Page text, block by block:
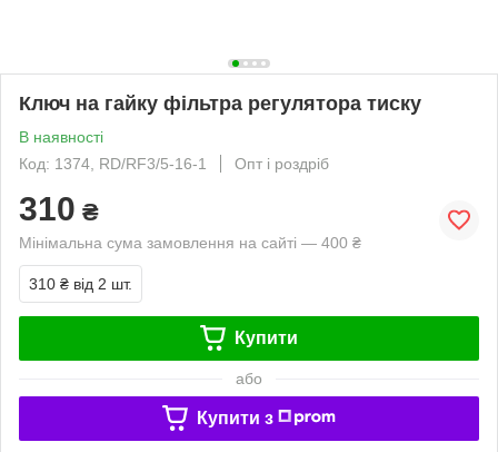
Ключ на гайку фільтра регулятора тиску
В наявності
Код: 1374, RD/RF3/5-16-1
Опт і роздріб
310 ₴
Мінімальна сума замовлення на сайті — 400 ₴
310 ₴ від 2 шт.
Купити
або
Купити з